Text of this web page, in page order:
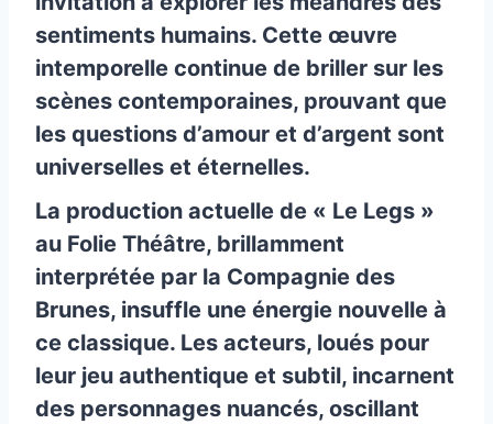
sentiments humains. Cette œuvre
intemporelle continue de briller sur les
scènes contemporaines, prouvant que
les questions d’amour et d’argent sont
universelles et éternelles.
La production actuelle de « Le Legs »
au Folie Théâtre, brillamment
interprétée par la Compagnie des
Brunes, insuffle une énergie nouvelle à
ce classique. Les acteurs, loués pour
leur jeu authentique et subtil, incarnent
des personnages nuancés, oscillant